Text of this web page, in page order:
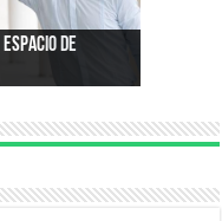
espacio de
nuestros